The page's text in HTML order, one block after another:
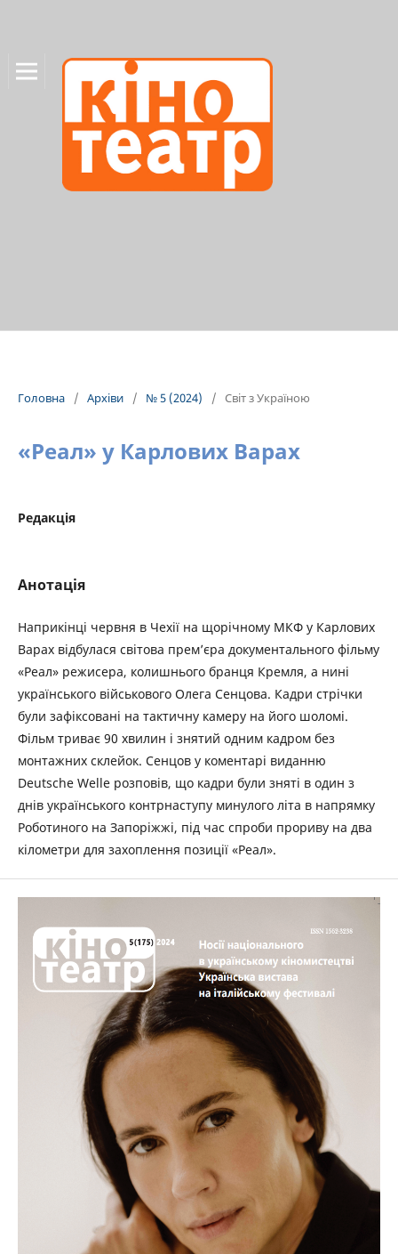
Головна / Архіви / № 5 (2024) / Світ з Україною
«Реал» у Карлових Варах
Редакція
Анотація
Наприкінці червня в Чехії на щорічному МКФ у Карлових
Варах відбулася світова прем’єра документального фільму
«Реал» режисера, колишнього бранця Кремля, а нині
українського військового Олега Сенцова. Кадри стрічки
були зафіксовані на тактичну камеру на його шоломі.
Фільм триває 90 хвилин і знятий одним кадром без
монтажних склейок. Сенцов у коментарі виданню
Deutsche Welle розповів, що кадри були зняті в один з
днів українського контрнаступу минулого літа в напрямку
Роботиного на Запоріжжі, під час спроби прориву на два
кілометри для захоплення позиції «Реал».